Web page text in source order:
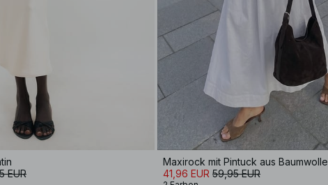
EUR
Maxirock mit Pintuck aus Baumwolle
41,96 EUR 59,95 EUR